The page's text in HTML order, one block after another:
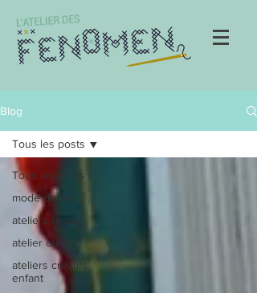
Blog
Tous les posts
mode de vie
ateliers récup
atelier créatif
ateliers créatifs
enfant
Tous les posts